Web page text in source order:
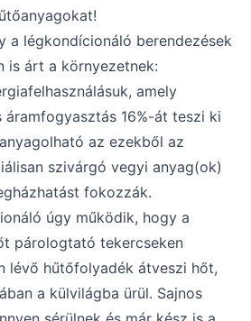
a légkondícionáló berendezések
is árt a környezetnek:
amely
áramfogyasztás 16%-át teszi ki
az ezekből az
szivárgó vegyi anyag(ok)
fokozzák.
úgy működik, hogy a
párologtató tekercseken
lévő hűtőfolyadék átveszi hőt,
a külvilágba ürül. Sajnos